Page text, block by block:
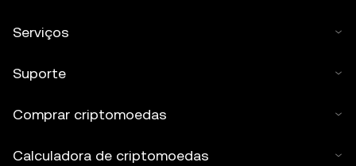
Serviços
Suporte
Comprar criptomoedas
Calculadora de criptomoedas